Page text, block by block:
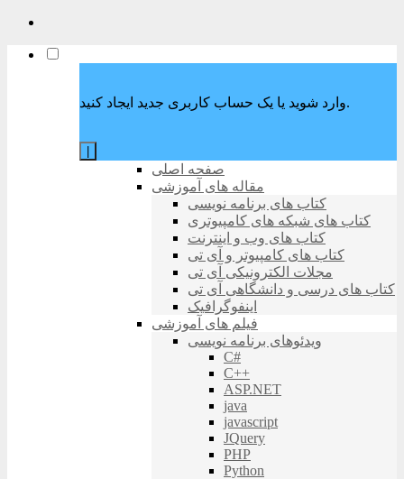
وارد شوید یا یک حساب کاربری جدید ایجاد کنید.
صفحه اصلی
مقاله های آموزشی
کتاب های برنامه نویسی
کتاب های شبکه های کامپیوتری
کتاب های وب و اینترنت
کتاب های کامپیوتر و آی تی
مجلات الکترونیکی آی تی
کتاب های درسی و دانشگاهی آی تی
اینفوگرافیک
فیلم های آموزشی
ویدئوهای برنامه نویسی
C#
C++
ASP.NET
java
javascript
JQuery
PHP
Python